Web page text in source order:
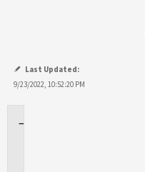
Last Updated:
9/23/2022, 10:52:20 PM